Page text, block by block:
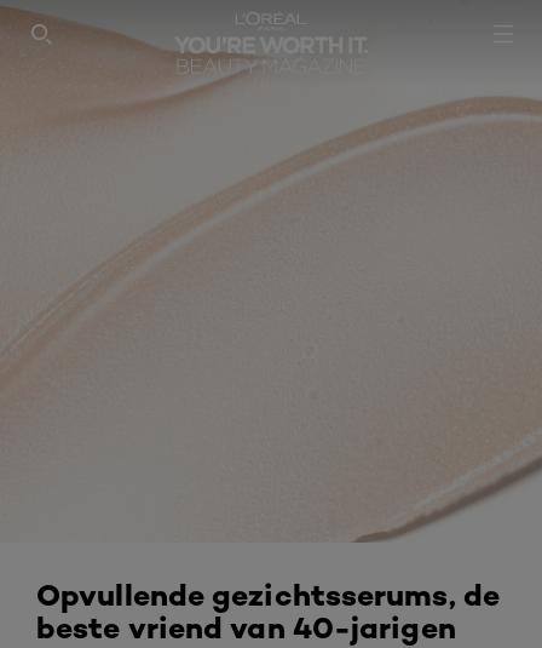
SEARCH THIS SITE
Opvullende gezichtsserums, de
beste vriend van 40-jarigen